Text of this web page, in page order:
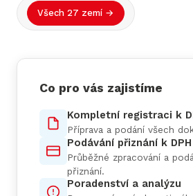
Všech 27 zemí →
Co pro vás zajistíme
Kompletní registraci k
Příprava a podání všech
Podávání přiznání k DPH
Průběžné zpracování a
přiznání.
Poradenství a analýzu